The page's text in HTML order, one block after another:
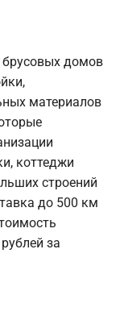
домов
материалов
коттеджи
строений
до 500 км
за